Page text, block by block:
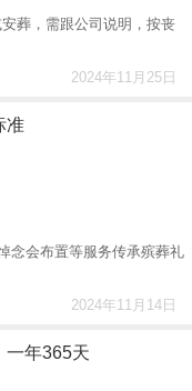
葬，需跟公司说明，按丧
2024年11月25日
准
念会布置等服务传承殡葬礼
2024年11月14日
一年365天